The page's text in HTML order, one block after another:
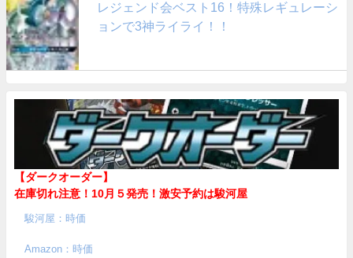
レジェンド会ベスト16！特殊レギュレーシ
ョンで3神ライライ！！
【ダークオーダー】
在庫切れ注意！10月５発売！ 激安予約は駿河屋
駿河屋：時価
Amazon：時価